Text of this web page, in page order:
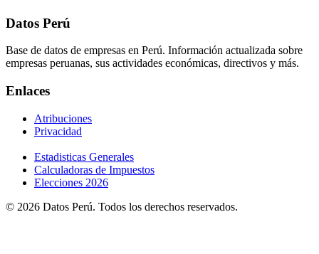
Datos Perú
Base de datos de empresas en Perú. Información actualizada sobre
empresas peruanas, sus actividades económicas, directivos y más.
Enlaces
Atribuciones
Privacidad
Estadisticas Generales
Calculadoras de Impuestos
Elecciones 2026
© 2026 Datos Perú. Todos los derechos reservados.